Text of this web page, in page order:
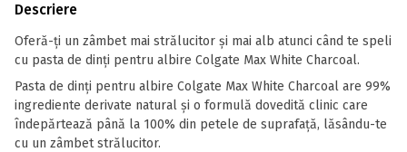
Descriere
Oferă-ți un zâmbet mai strălucitor și mai alb atunci când te speli
cu pasta de dinți pentru albire Colgate Max White Charcoal.
Pasta de dinți pentru albire Colgate Max White Charcoal are 99%
ingrediente derivate natural și o formulă dovedită clinic care
îndepărtează până la 100% din petele de suprafață, lăsându-te
cu un zâmbet strălucitor.